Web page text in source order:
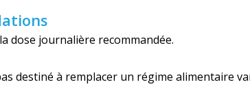
dose journalière recommandée.
destiné à remplacer un régime alimentaire